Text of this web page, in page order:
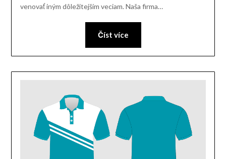
venovať iným dôležitejším veciam. Naša firma…
Číst více